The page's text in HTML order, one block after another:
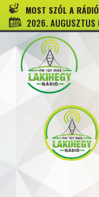
MOST SZÓL A
2026. AUGUSZTUS